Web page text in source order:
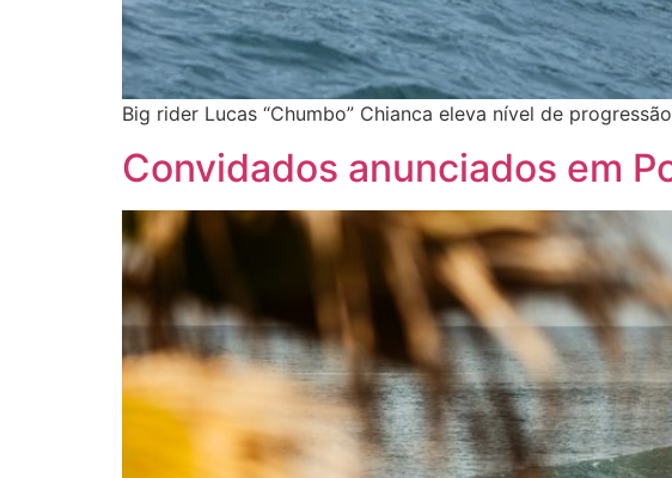
Big rider Lucas “Chumbo” Chianca eleva nível de
Convidados anunciados em